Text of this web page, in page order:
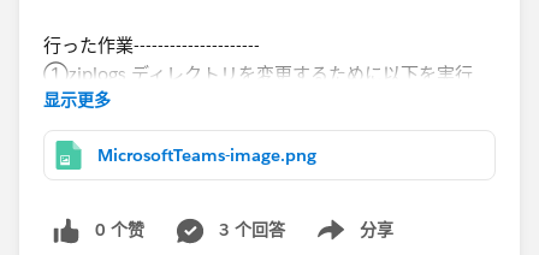
行った作業---------------------
①ziplogs ディレクトリを変更するために以下を実行
tsm configuration set -k basefilepath.log_archive -
v "F:\Box\TableauServer_log"
tsm pending-changes apply
显示更多
MicrosoftTeams-image.png
0 个赞 3 个回答 分享
Show menu